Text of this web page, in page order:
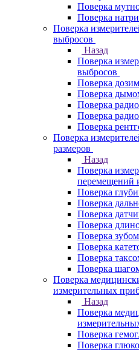
Поверка
Поверка
Поверка
выбросов
Назад
Поверка
выбросов
Поверка
Поверка
Поверка
Поверка
Поверка
Поверка
размеров
Назад
Поверка
перемещений
Поверка
Поверка
Поверка
Поверка
Поверка
Поверка
Поверка
Поверка
Поверка
измерительных
Назад
Поверка
Поверка
Поверка